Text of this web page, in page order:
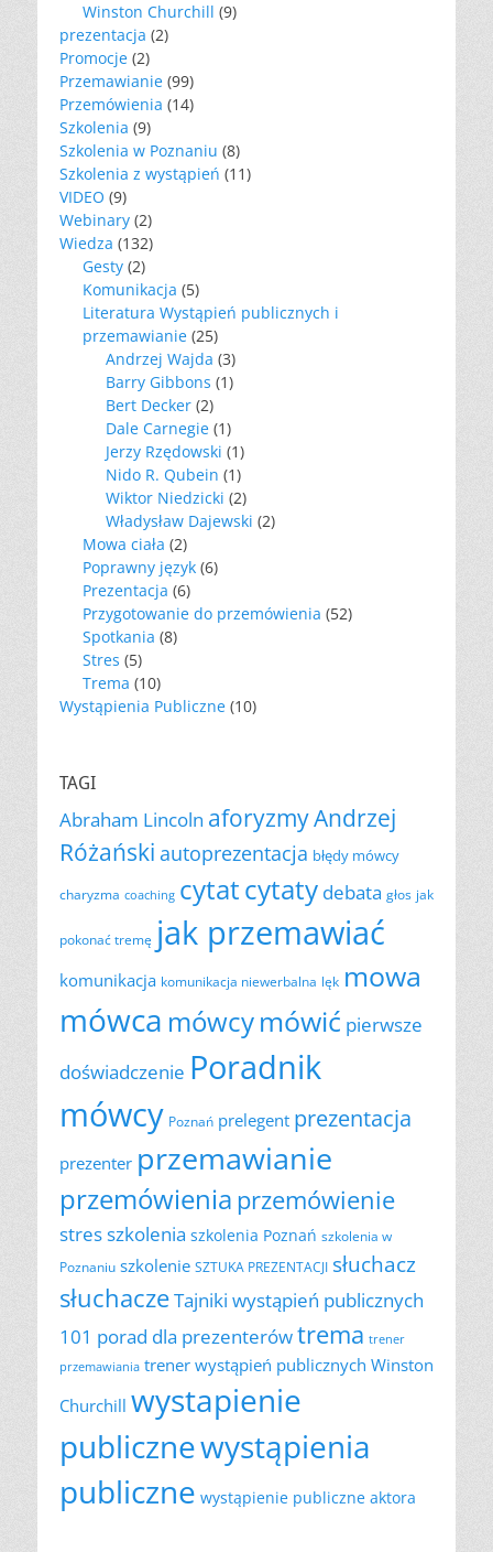
Winston Churchill (9)
prezentacja (2)
Promocje (2)
Przemawianie (99)
Przemówienia (14)
Szkolenia (9)
Szkolenia w Poznaniu (8)
Szkolenia z wystąpień (11)
VIDEO (9)
Webinary (2)
Wiedza (132)
Gesty (2)
Komunikacja (5)
Literatura Wystąpień publicznych i
przemawianie (25)
Andrzej Wajda (3)
Barry Gibbons (1)
Bert Decker (2)
Dale Carnegie (1)
Jerzy Rzędowski (1)
Nido R. Qubein (1)
Wiktor Niedzicki (2)
Władysław Dajewski (2)
Mowa ciała (2)
Poprawny język (6)
Prezentacja (6)
Przygotowanie do przemówienia (52)
Spotkania (8)
Stres (5)
Trema (10)
Wystąpienia Publiczne (10)
TAGI
Abraham Lincoln aforyzmyAndrzej
Różański autoprezentacja błędy mówcy
charyzma coaching cytatcytaty debata głos jak
pokonać tremę jak przemawiać
komunikacja komunikacja niewerbalna lęk mowa
mówca mówcymówić pierwsze
doświadczenie Poradnik
mówcy Poznań prelegent prezentacja
prezenter przemawianie
przemówieniaprzemówienie
stresszkolenia szkolenia Poznań szkolenia w
Poznaniu szkolenie SZTUKA PREZENTACJI słuchacz
słuchaczeTajniki wystąpień publicznych
101 porad dla prezenterówtrema trener
przemawiania trener wystąpień publicznych Winston
Churchill wystapienie
publicznewystąpienia
publiczne wystąpienie publiczne aktora